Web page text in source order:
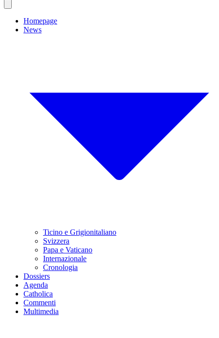
Homepage
News
Ticino e Grigionitaliano
Svizzera
Papa e Vaticano
Internazionale
Cronologia
Dossiers
Agenda
Catholica
Commenti
Multimedia